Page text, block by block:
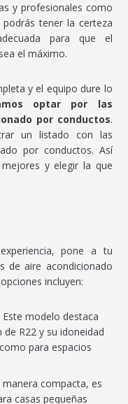
y profesionales como
tener la certeza
para que el
el máximo.
y el equipo dure lo
optar por las
por conductos.
un listado con las
por conductos. Así
y elegir la que
pone a tu
de aire acondicionado
incluyen:
Este modelo destaca
R22 y su idoneidad
para espacios
manera compacta, es
casas pequeñas